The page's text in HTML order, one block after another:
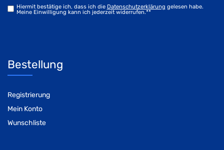
Hiermit bestätige ich, dass ich die Daten­schutz­erklärung gelesen habe.
Meine Einwilligung kann ich jederzeit widerrufen.**
Bestellung
Registrierung
Mein Konto
Wunschliste